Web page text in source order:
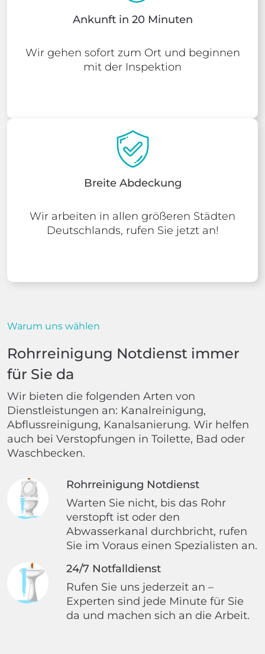
Ankunft in 20 Minuten
Wir gehen sofort zum Ort und beginnen
mit der Inspektion
Breite Abdeckung
Wir arbeiten in allen größeren Städten
Deutschlands, rufen Sie jetzt an!
Warum uns wählen
Rohrreinigung Notdienst immer
für Sie da
Wir bieten die folgenden Arten von
Dienstleistungen an: Kanalreinigung,
Abflussreinigung, Kanalsanierung. Wir helfen
auch bei Verstopfungen in Toilette, Bad oder
Waschbecken.
Rohrreinigung Notdienst
Warten Sie nicht, bis das Rohr
verstopft ist oder den
Abwasserkanal durchbricht, rufen
Sie im Voraus einen Spezialisten an.
24/7 Notfalldienst
Rufen Sie uns jederzeit an –
Experten sind jede Minute für Sie
da und machen sich an die Arbeit.